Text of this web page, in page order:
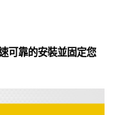
可靠的安裝並固定您